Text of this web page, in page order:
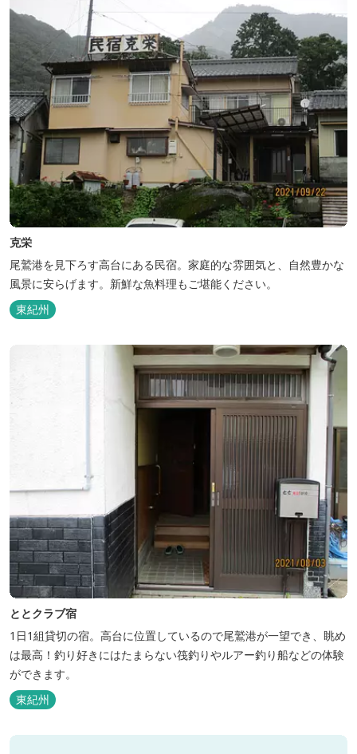
克栄
尾鷲港を見下ろす高台にある民宿。家庭的な雰囲気と、自然豊かな
風景に安らげます。新鮮な魚料理もご堪能ください。
東紀州
ととクラブ宿
1日1組貸切の宿。高台に位置しているので尾鷲港が一望でき、眺め
は最高！釣り好きにはたまらない筏釣りやルアー釣り船などの体験
ができます。
東紀州